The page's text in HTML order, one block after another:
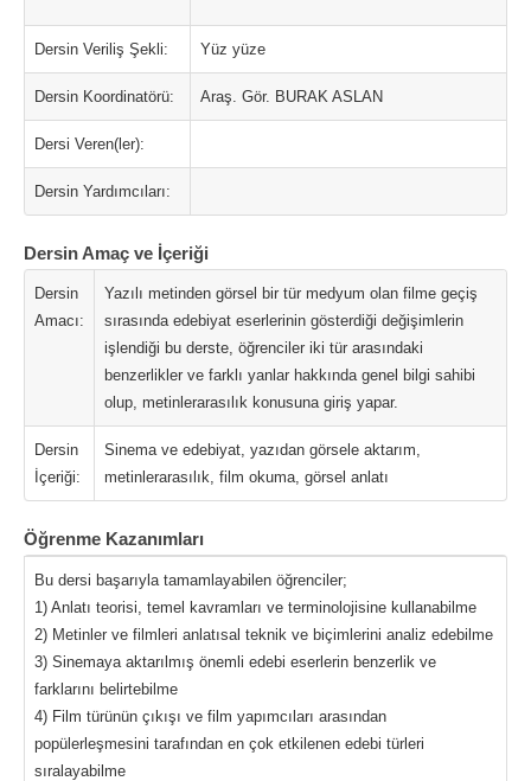
Dersin Veriliş Şekli: Yüz yüze
Dersin Koordinatörü: Araş. Gör. BURAK ASLAN
Dersi Veren(ler):
Dersin Yardımcıları:
Dersin Amaç ve İçeriği
Dersin
Amacı:
Yazılı metinden görsel bir tür medyum olan filme geçiş
sırasında edebiyat eserlerinin gösterdiği değişimlerin
işlendiği bu derste, öğrenciler iki tür arasındaki
benzerlikler ve farklı yanlar hakkında genel bilgi sahibi
olup, metinlerarasılık konusuna giriş yapar.
Dersin
İçeriği:
Sinema ve edebiyat, yazıdan görsele aktarım,
metinlerarasılık, film okuma, görsel anlatı
Öğrenme Kazanımları
Bu dersi başarıyla tamamlayabilen öğrenciler;
1) Anlatı teorisi, temel kavramları ve terminolojisine kullanabilme
2) Metinler ve filmleri anlatısal teknik ve biçimlerini analiz edebilme
3) Sinemaya aktarılmış önemli edebi eserlerin benzerlik ve
farklarını belirtebilme
4) Film türünün çıkışı ve film yapımcıları arasından
popülerleşmesini tarafından en çok etkilenen edebi türleri
sıralayabilme